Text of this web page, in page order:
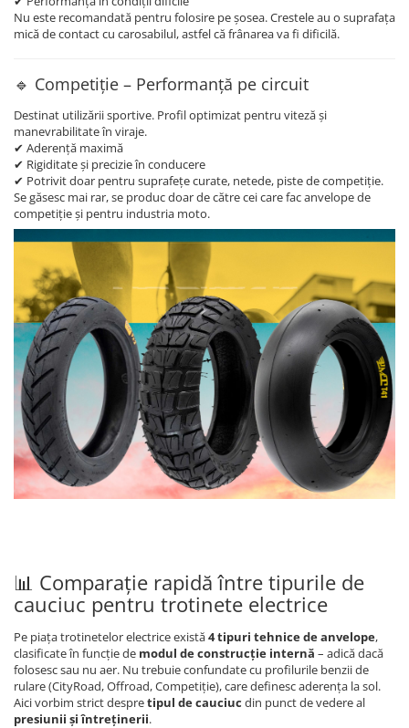
Nu este recomandată pentru folosire pe șosea. Crestele au o suprafața
mică de contact cu carosabilul, astfel că frânarea va fi dificilă.
🔹 Competiție – Performanță pe circuit
Destinat utilizării sportive. Profil optimizat pentru viteză și
manevrabilitate în viraje.
✔ Aderență maximă
✔ Rigiditate și precizie în conducere
✔ Potrivit doar pentru suprafețe curate, netede, piste de competiție.
Se găsesc mai rar, se produc doar de către cei care fac anvelope de
competiție și pentru industria moto.
📊 Comparație rapidă între tipurile de
cauciuc pentru trotinete electrice
Pe piața trotinetelor electrice există4 tipuri tehnice de anvelope,
clasificate în funcție de modul de construcție internă – adică dacă
folosesc sau nu aer. Nu trebuie confundate cu profilurile benzii de
rulare (CityRoad, Offroad, Competiție), care definesc aderența la sol.
Aici vorbim strict despretipul de cauciuc din punct de vedere al
presiunii și întreținerii.